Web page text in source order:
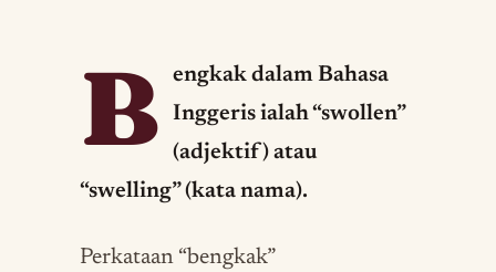
B
engkak dalam Bahasa
Inggeris ialah “swollen”
(adjektif) atau
“swelling” (kata nama).
Perkataan “bengkak”